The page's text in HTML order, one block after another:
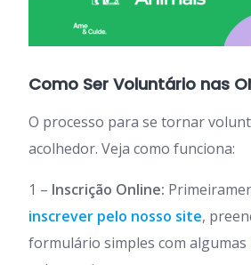
Como Ser Voluntário nas
O processo para se tornar
acolhedor. Veja como funciona:
1 – Inscrição Online:
inscrever pelo nosso site,
formulário simples com